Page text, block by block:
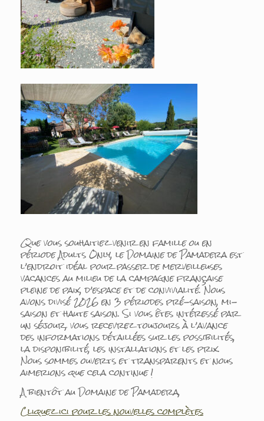
Que vous souhaitiez venir en famille ou en
période Adults Only, le Domaine de Pamadera est
l’endroit idéal pour passer de merveilleuses
vacances au milieu de la campagne française
pleine de paix, d’espace et de convivialité. Nous
avons divisé 2026 en 3 périodes pré-saison, mi-
saison et haute saison. Si vous êtes intéressé par
un séjour, vous recevrez toujours à l’avance
des informations détaillées sur les possibilités,
la disponibilité, les installations et les prix.
Nous sommes ouverts et transparents et nous
aimerions que cela continue !
A bientôt au Domaine de Pamadera,
Cliquez ici pour les nouvelles complètes